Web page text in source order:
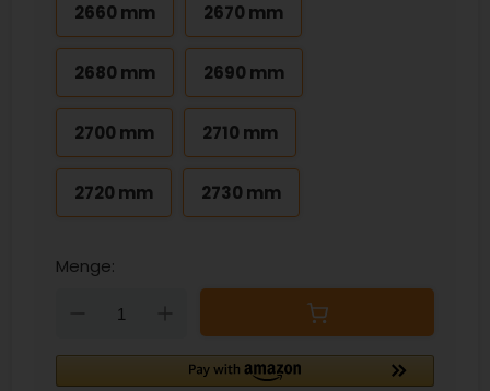
2660 mm 2670 mm
2680 mm 2690 mm
2700 mm 2710 mm
2720 mm 2730 mm
Menge:
Down